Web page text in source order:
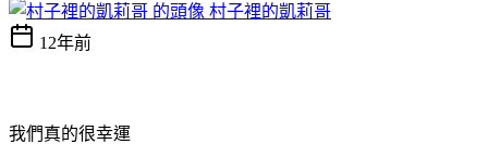
村子裡的凱莉哥
12年前
我們真的很幸運